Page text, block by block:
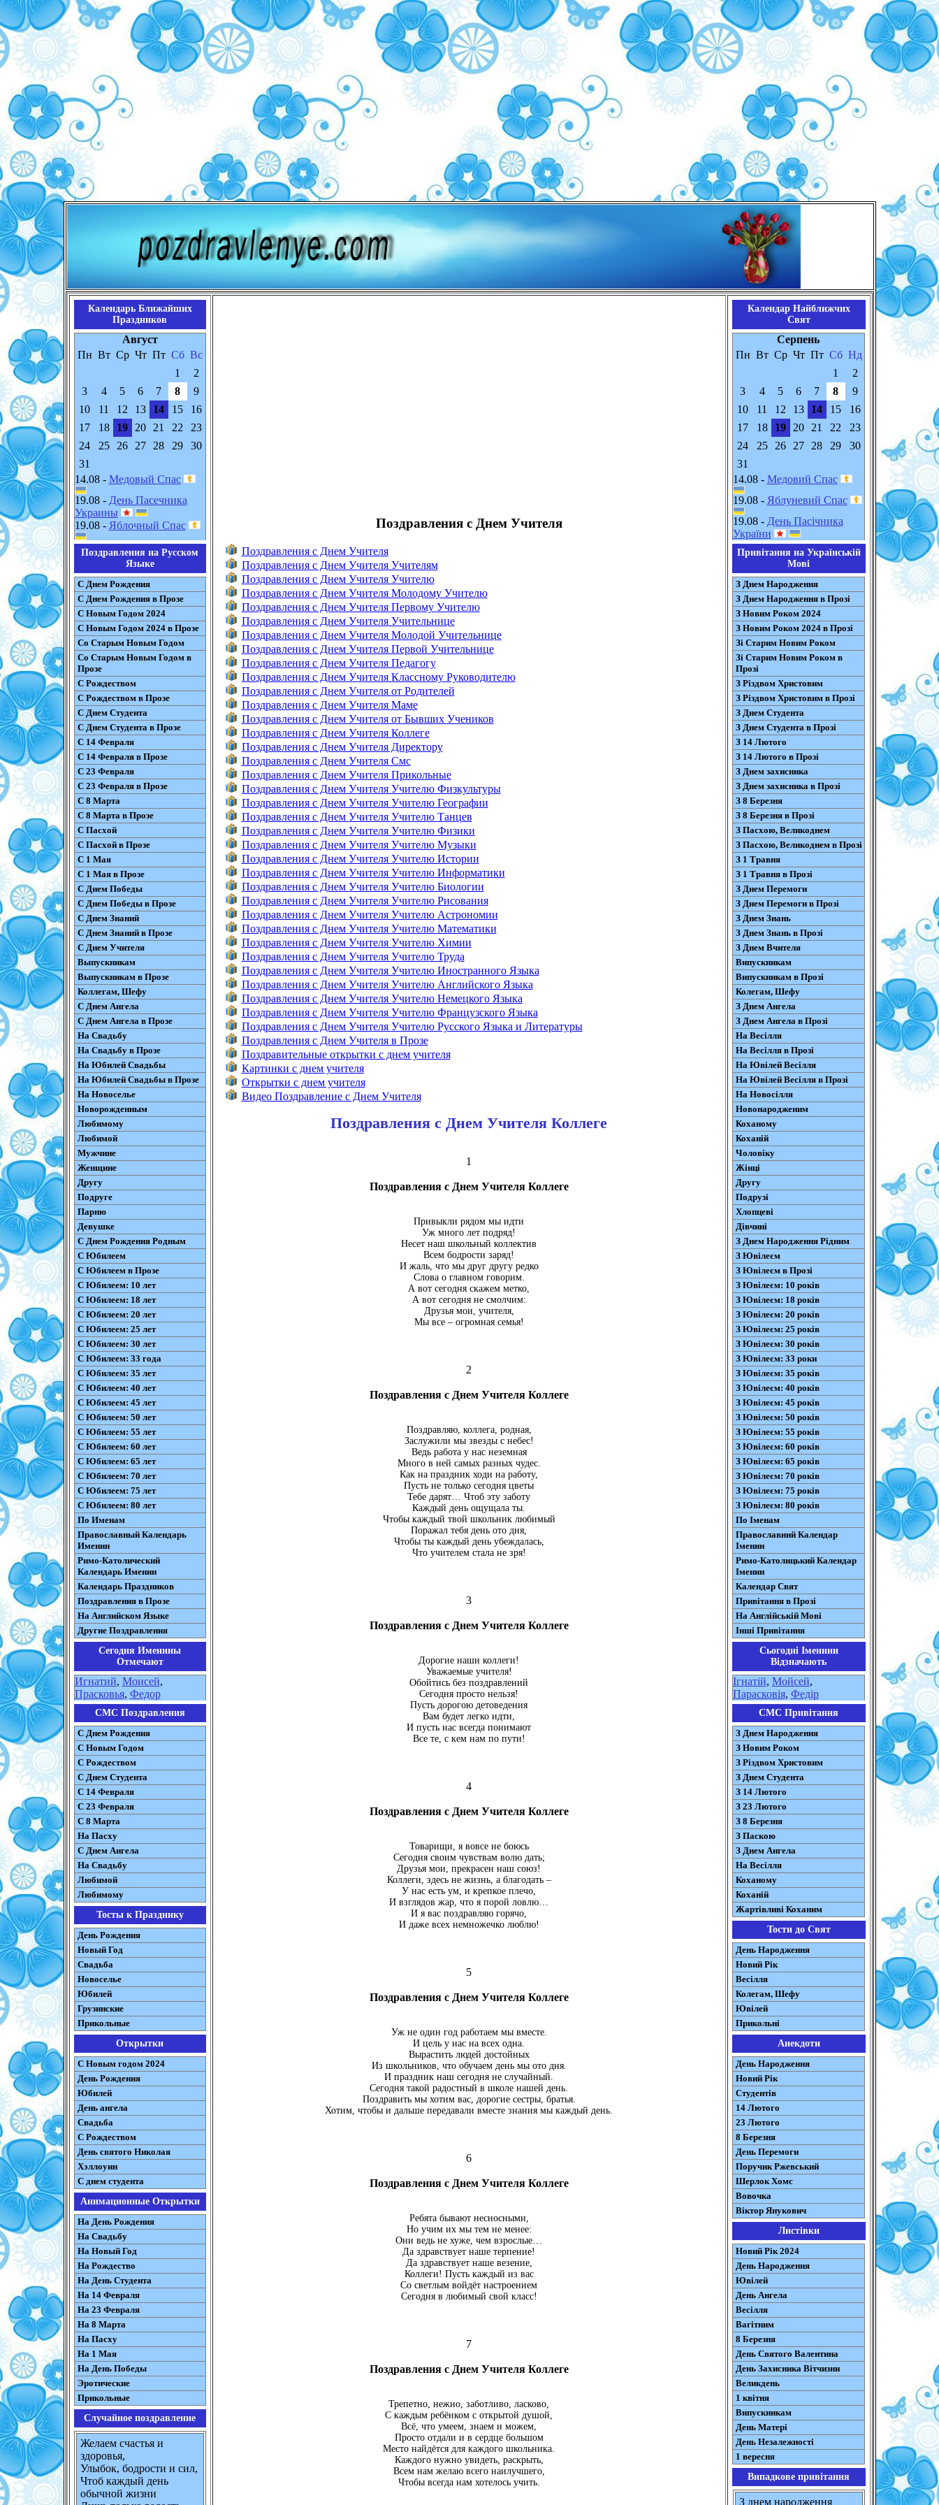
Календарь Ближайших
Праздников
Август
Пн Вт Ср Чт Пт Сб Вс
1
2
3
4 5 6 7 8
9
10
11 12 13 14 15
16
17
18 19 20 21 22
23
24
25 26 27 28 29
30
31
14.08 - Медовый Спас
19.08 - День Пасечника
Украины
19.08 - Яблочный Спас
Поздравления на Русском
Языке
С Днем Рождения
С Днем Рождения в Прозе
С Новым Годом 2024
С Новым Годом 2024 в Прозе
Со Старым Новым Годом
Со Старым Новым Годом в
Прозе
С Рождеством
С Рождеством в Прозе
С Днем Студента
С Днем Студента в Прозе
С 14 Февраля
С 14 Февраля в Прозе
С 23 Февраля
С 23 Февраля в Прозе
С 8 Марта
С 8 Марта в Прозе
С Пасхой
С Пасхой в Прозе
С 1 Мая
С 1 Мая в Прозе
С Днем Победы
С Днем Победы в Прозе
С Днем Знаний
С Днем Знаний в Прозе
С Днем Учителя
Выпускникам
Выпускникам в Прозе
Коллегам, Шефу
С Днем Ангела
С Днем Ангела в Прозе
На Свадьбу
На Свадьбу в Прозе
На Юбилей Свадьбы
На Юбилей Свадьбы в Прозе
На Новоселье
Новорожденным
Любимому
Любимой
Мужчине
Женщине
Другу
Подруге
Парню
Девушке
С Днем Рождения Родным
С Юбилеем
С Юбилеем в Прозе
С Юбилеем: 10 лет
С Юбилеем: 18 лет
С Юбилеем: 20 лет
С Юбилеем: 25 лет
С Юбилеем: 30 лет
С Юбилеем: 33 года
С Юбилеем: 35 лет
С Юбилеем: 40 лет
С Юбилеем: 45 лет
С Юбилеем: 50 лет
С Юбилеем: 55 лет
С Юбилеем: 60 лет
С Юбилеем: 65 лет
С Юбилеем: 70 лет
С Юбилеем: 75 лет
С Юбилеем: 80 лет
По Именам
Православный Календарь
Именин
Римо-Католический
Календарь Именин
Календарь Праздников
Поздравления в Прозе
На Английском Языке
Другие Поздравления
Сегодня Именины
Отмечают
Игнатий, Моисей,
Прасковья, Федор
СМС Поздравления
С Днем Рождения
С Новым Годом
С Рождеством
C Днем Студента
С 14 Февраля
С 23 Февраля
С 8 Марта
На Пасху
C Днем Ангела
На Свадьбу
Любимой
Любимому
Тосты к Празднику
День Рождения
Новый Год
Свадьба
Новоселье
Юбилей
Грузинские
Прикольные
Открытки
С Новым годом 2024
День Рождения
Юбилей
День ангела
Свадьба
С Рождеством
День святого Николая
Хэллоуин
С днем студента
Анимационные Открытки
На День Рождения
На Свадьбу
На Новый Год
На Рождество
На День Студента
На 14 Февраля
На 23 Февраля
На 8 Марта
На Пасху
На 1 Мая
На День Победы
Эротические
Прикольные
Случайное поздравление
Желаем счастья и
здоровья,
Улыбок, бодрости и сил,
Чтоб каждый день
обычной жизни
Поздравления с Днем Учителя
Поздравления с Днем Учителя
Поздравления с Днем Учителя Учителям
Поздравления с Днем Учителя Учителю
Поздравления с Днем Учителя Молодому Учителю
Поздравления с Днем Учителя Первому Учителю
Поздравления с Днем Учителя Учительнице
Поздравления с Днем Учителя Молодой Учительнице
Поздравления с Днем Учителя Первой Учительнице
Поздравления с Днем Учителя Педагогу
Поздравления с Днем Учителя Классному Руководителю
Поздравления с Днем Учителя от Родителей
Поздравления с Днем Учителя Маме
Поздравления с Днем Учителя от Бывших Учеников
Поздравления с Днем Учителя Коллеге
Поздравления с Днем Учителя Директору
Поздравления с Днем Учителя Смс
Поздравления с Днем Учителя Прикольные
Поздравления с Днем Учителя Учителю Физкультуры
Поздравления с Днем Учителя Учителю Географии
Поздравления с Днем Учителя Учителю Танцев
Поздравления с Днем Учителя Учителю Физики
Поздравления с Днем Учителя Учителю Музыки
Поздравления с Днем Учителя Учителю Истории
Поздравления с Днем Учителя Учителю Информатики
Поздравления с Днем Учителя Учителю Биологии
Поздравления с Днем Учителя Учителю Рисования
Поздравления с Днем Учителя Учителю Астрономии
Поздравления с Днем Учителя Учителю Математики
Поздравления с Днем Учителя Учителю Химии
Поздравления с Днем Учителя Учителю Труда
Поздравления с Днем Учителя Учителю Иностранного Языка
Поздравления с Днем Учителя Учителю Английского Языка
Поздравления с Днем Учителя Учителю Немецкого Языка
Поздравления с Днем Учителя Учителю Французского Языка
Поздравления с Днем Учителя Учителю Русского Языка и Литературы
Поздравления с Днем Учителя в Прозе
Поздравительные открытки с днем учителя
Картинки с днем учителя
Открытки с днем учителя
Видео Поздравление с Днем Учителя
Поздравления с Днем Учителя Коллеге
1
Поздравления с Днем Учителя Коллеге
Привыкли рядом мы идти
Уж много лет подряд!
Несет наш школьный коллектив
Всем бодрости заряд!
И жаль, что мы друг другу редко
Слова о главном говорим.
А вот сегодня скажем метко,
А вот сегодня не смолчим:
Друзья мои, учителя,
Мы все – огромная семья!
2
Поздравления с Днем Учителя Коллеге
Поздравляю, коллега, родная,
Заслужили мы звезды с небес!
Ведь работа у нас неземная
Много в ней самых разных чудес.
Как на праздник ходи на работу,
Пусть не только сегодня цветы
Тебе дарят… Чтоб эту заботу
Каждый день ощущала ты.
Чтобы каждый твой школьник любимый
Поражал тебя день ото дня,
Чтобы ты каждый день убеждалась,
Что учителем стала не зря!
3
Поздравления с Днем Учителя Коллеге
Дорогие наши коллеги!
Уважаемые учителя!
Обойтись без поздравлений
Сегодня просто нельзя!
Пусть дорогою детоведения
Вам будет легко идти,
И пусть нас всегда понимают
Все те, с кем нам по пути!
4
Поздравления с Днем Учителя Коллеге
Товарищи, я вовсе не боюсь
Сегодня своим чувствам волю дать;
Друзья мои, прекрасен наш союз!
Коллеги, здесь не жизнь, а благодать –
У нас есть ум, и крепкое плечо,
И взглядов жар, что я порой ловлю…
И я вас поздравляю горячо,
И даже всех немножечко люблю!
5
Поздравления с Днем Учителя Коллеге
Уж не один год работаем мы вместе.
И цель у нас на всех одна.
Вырастить людей достойных
Из школьников, что обучаем день мы ото дня.
И праздник наш сегодня не случайный.
Сегодня такой радостный в школе нашей день.
Поздравить мы хотим вас, дорогие сестры, братья.
Хотим, чтобы и дальше передавали вместе знания мы каждый день.
6
Поздравления с Днем Учителя Коллеге
Ребята бывают несносными,
Но учим их мы тем не менее:
Они ведь не хуже, чем взрослые…
Да здравствует наше терпение!
Да здравствует наше везение,
Коллеги! Пусть каждый из вас
Со светлым войдёт настроением
Сегодня в любимый свой класс!
7
Поздравления с Днем Учителя Коллеге
Трепетно, нежно, заботливо, ласково,
С каждым ребёнком с открытой душой,
Всё, что умеем, знаем и можем,
Просто отдали и в сердце большом
Место найдётся для каждого школьника.
Каждого нужно увидеть, раскрыть,
Всем нам желаю всего наилучшего,
Чтобы всегда нам хотелось учить.
Календар Найближчих
Свят
Серпень
Пн Вт Ср Чт Пт Сб Нд
1
2
3
4 5 6 7 8
9
10
11 12 13 14 15
16
17
18 19 20 21 22
23
24
25 26 27 28 29
30
31
14.08 - Медовий Спас
19.08 - Яблуневий Спас
19.08 - День Пасічника
України
Привітання на Українській
Мові
З Днем Народження
З Днем Народження в Прозі
З Новим Роком 2024
З Новим Роком 2024 в Прозі
Зі Старим Новим Роком
Зі Старим Новим Роком в
Прозі
З Різдвом Христовим
З Різдвом Христовим в Прозі
З Днем Студента
З Днем Студента в Прозі
З 14 Лютого
З 14 Лютого в Прозі
З Днем захисника
З Днем захисника в Прозі
З 8 Березня
З 8 Березня в Прозі
З Пасхою, Великоднем
З Пасхою, Великоднем в Прозі
З 1 Травня
З 1 Травня в Прозі
З Днем Перемоги
З Днем Перемоги в Прозі
З Днем Знань
З Днем Знань в Прозі
З Днем Вчителя
Випускникам
Випускникам в Прозі
Колегам, Шефу
З Днем Ангела
З Днем Ангела в Прозі
На Весілля
На Весілля в Прозі
На Ювілей Весілля
На Ювілей Весілля в Прозі
На Новосілля
Новонародженим
Коханому
Коханій
Чоловіку
Жінці
Другу
Подрузі
Хлопцеві
Дівчині
З Днем Народження Рідним
З Ювілеєм
З Ювілеєм в Прозі
З Ювілеєм: 10 років
З Ювілеєм: 18 років
З Ювілеєм: 20 років
З Ювілеєм: 25 років
З Ювілеєм: 30 років
З Ювілеєм: 33 роки
З Ювілеєм: 35 років
З Ювілеєм: 40 років
З Ювілеєм: 45 років
З Ювілеєм: 50 років
З Ювілеєм: 55 років
З Ювілеєм: 60 років
З Ювілеєм: 65 років
З Ювілеєм: 70 років
З Ювілеєм: 75 років
З Ювілеєм: 80 років
По Іменам
Православний Календар
Іменин
Римо-Католицький Календар
Іменин
Календар Свят
Привітання в Прозі
На Англійській Мові
Інші Привітання
Сьогодні Іменини
Відзначають
Ігнатій, Мойсей,
Парасковія, Федір
СМС Привітання
З Днем Народження
З Новим Роком
З Різдвом Христовим
З Днем Студента
З 14 Лютого
З 23 Лютого
З 8 Березня
З Паскою
З Днем Ангела
На Весілля
Коханому
Коханій
Жартівливі Коханим
Тости до Свят
День Народження
Новий Рік
Весілля
Колегам, Шефу
Ювілей
Прикольні
Анекдоти
День Народження
Новий Рік
Студентів
14 Лютого
23 Лютого
8 Березня
День Перемоги
Поручик Ржевський
Шерлок Хомс
Вовочка
Віктор Янукович
Листівки
Новий Рік 2024
День Народження
Ювілей
День Ангела
Весілля
Вагітним
8 Березня
День Святого Валентина
День Захисника Вітчизни
Великдень
1 квітня
Випускникам
День Матері
День Незалежності
1 вересня
Випадкове привітання
З днем народження